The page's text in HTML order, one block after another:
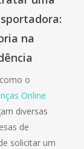
na
o
Online
diversas
de
solicitar um